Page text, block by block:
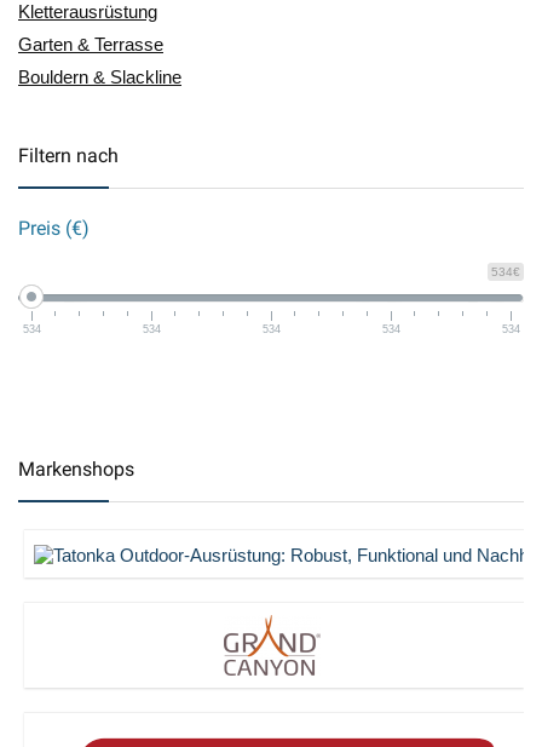
Kletterausrüstung
Garten & Terrasse
Bouldern & Slackline
Filtern nach
Preis (€)
534€
534 534 534 534 534
Markenshops